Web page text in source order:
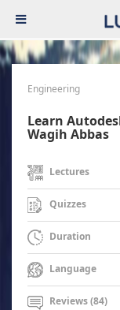
Engineering
Learn
Wagih Abbas
Lectures
Quizzes
Duration
Language
Reviews (84)